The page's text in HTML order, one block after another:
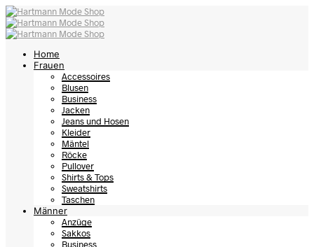
Home
Frauen
Accessoires
Blusen
Business
Jacken
Jeans und Hosen
Kleider
Mäntel
Röcke
Pullover
Shirts & Tops
Sweatshirts
Taschen
Männer
Anzüge
Sakkos
Business